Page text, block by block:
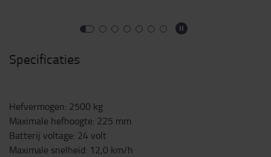
Specificaties
Hefvermogen: 2500 kg
Maximale hefhoogte: 225 mm
Batterij voltage: 24 volt
Maximale snelheid: 12,0 km/h